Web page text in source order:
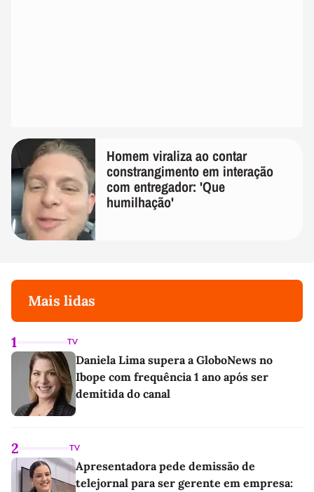
Homem viraliza ao contar
constrangimento em interação
com entregador: 'Que
humilhação'
Mais lidas
1 TV
Daniela Lima supera a GloboNews no
Ibope com frequência 1 ano após ser
demitida do canal
2 TV
Apresentadora pede demissão de
telejornal para ser gerente em empresa: